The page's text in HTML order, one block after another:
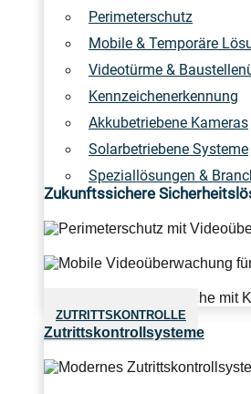
Perimeterschutz
Mobile & Temporäre
Videotürme &
Kennzeichenerkennung
Akkubetriebene Kameras
Solarbetriebene Systeme
Speziallösungen &
Zukunftssichere
ZUTRITTSKONTROLLE
Zutrittskontrollsysteme